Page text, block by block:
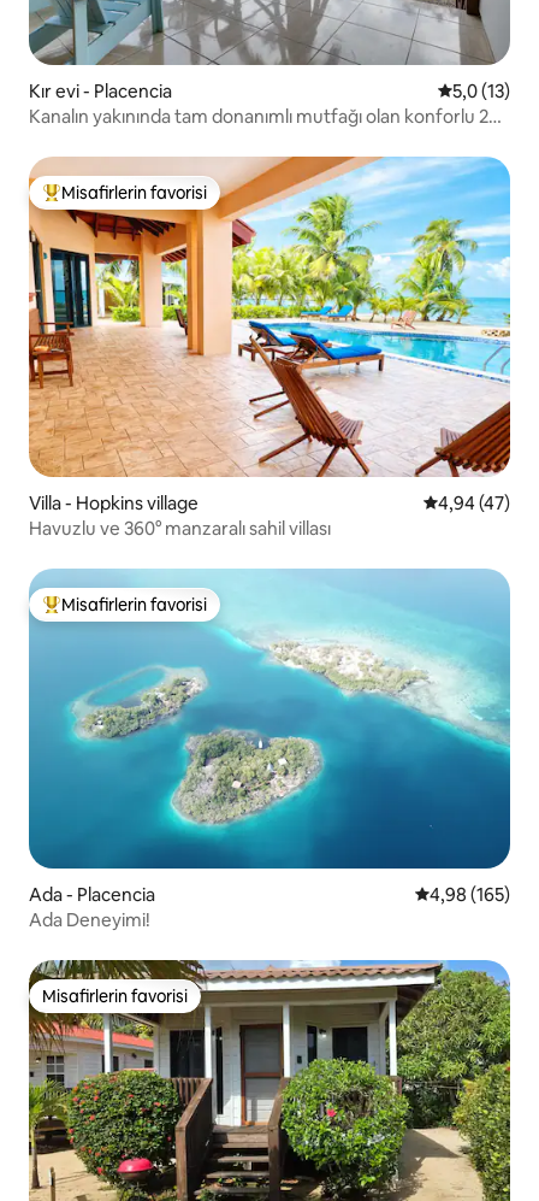
Kır evi - Placencia 55,0 (13)
Kanalın yakınında tam donanımlı mutfağı olan konforlu 2
Misafirlerin favorilerinden en beğenilenler arasında
Misafirlerin favorisi
Villa - Hopkins village 5 üzerinden
4,94 (47)
Havuzlu ve 360° manzaralı sahil villası
Misafirlerin favorilerinden en beğenilenler arasında
Misafirlerin favorisi
Ada - Placencia 5 üzerinden
4,98 (165)
Ada Deneyimi!
Misafirlerin favorisi
Misafirlerin favorisi